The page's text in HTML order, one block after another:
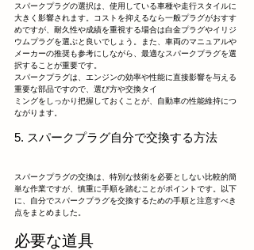
スパークプラグの選択は、使用している車種や走行スタイルに
大きく影響されます。コストを抑えるなら一般プラグがおすす
めですが、耐久性や成績を重視する場合は白金プラグやイリジ
ウムプラグを選ぶと良いでしょう。また、車両のマニュアルや
メーカーの推奨も参考にしながら、最適なスパークプラグを選
択することが重要です。
スパークプラグは、エンジンの効率や性能に直接影響を与える
重要な部品ですので、選び方や交換タイ
ミングをしっかり把握しておくことが、自動車の性能維持につ
ながります。
5. スパークプラグ自分で交換する方法
スパークプラグの交換は、特別な技術を必要としない比較的簡
単な作業ですが、慎重に手順を踏むことがポイントです。以下
に、自分でスパークプラグを交換するための手順と注意すべき
点をまとめました。
必要な道具